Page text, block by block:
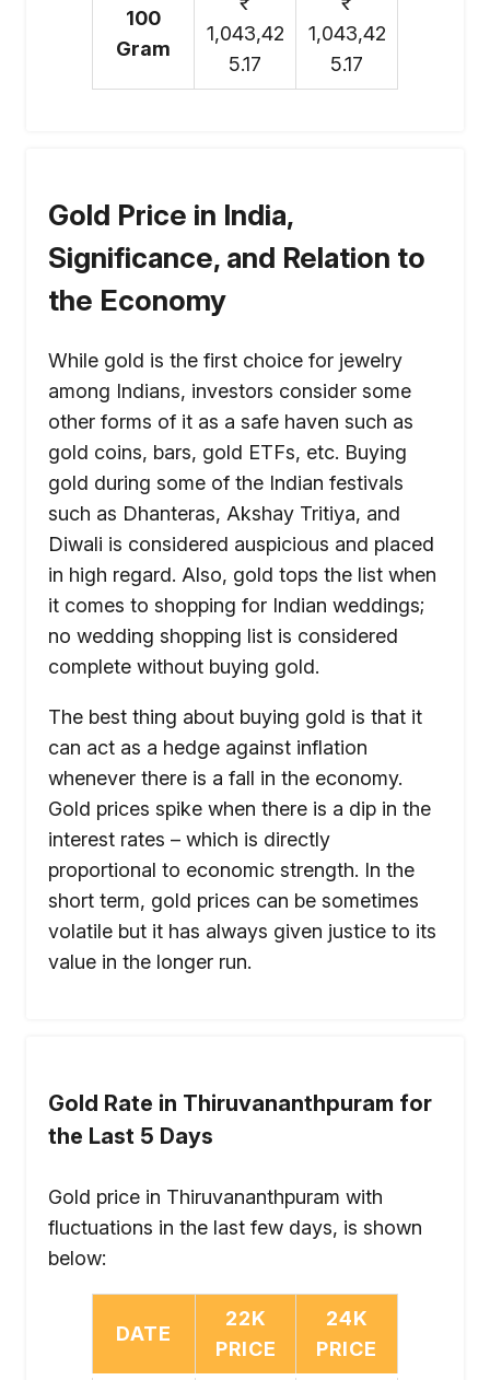
100
Gram
1,043,42
5.17
1,043,42
5.17
Gold Price in India,
Significance, and Relation to
the Economy
While gold is the first choice for jewelry
among Indians, investors consider some
other forms of it as a safe haven such as
gold coins, bars, gold ETFs, etc. Buying
gold during some of the Indian festivals
such as Dhanteras, Akshay Tritiya, and
Diwali is considered auspicious and placed
in high regard. Also, gold tops the list when
it comes to shopping for Indian weddings;
no wedding shopping list is considered
complete without buying gold.
The best thing about buying gold is that it
can act as a hedge against inflation
whenever there is a fall in the economy.
Gold prices spike when there is a dip in the
interest rates – which is directly
proportional to economic strength. In the
short term, gold prices can be sometimes
volatile but it has always given justice to its
value in the longer run.
Gold Rate in Thiruvananthpuram for
the Last 5 Days
Gold price in Thiruvananthpuram with
fluctuations in the last few days, is shown
below:
DATE
22K
PRICE
24K
PRICE